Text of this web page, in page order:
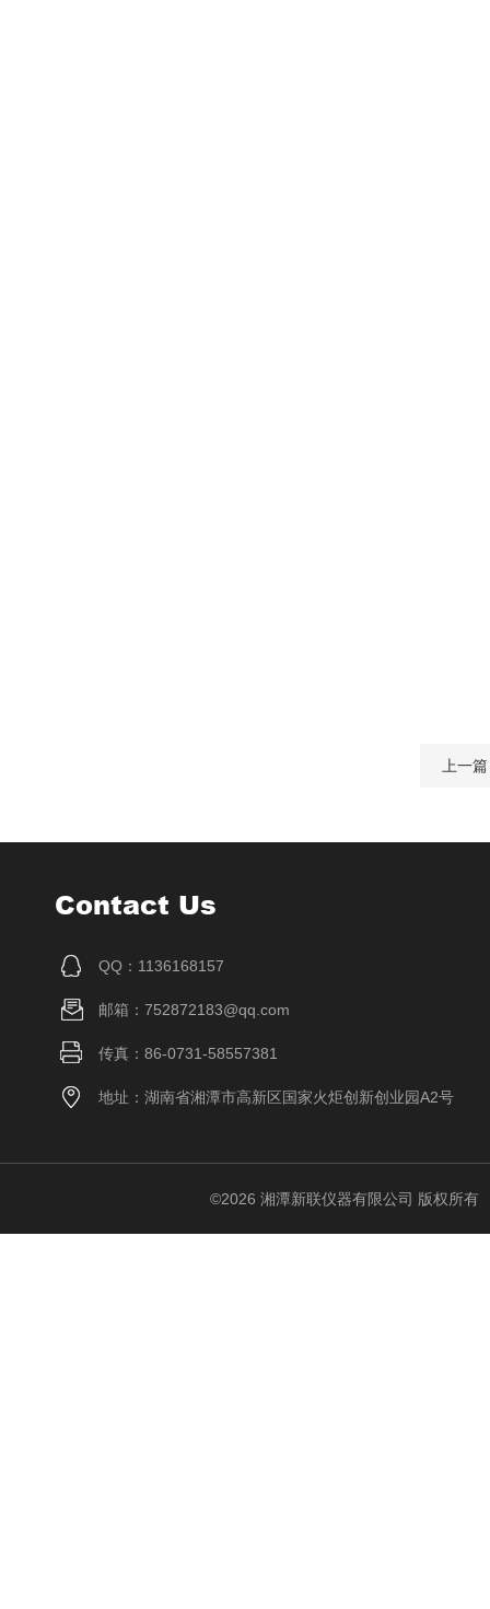
上一
Contact Us
QQ：1136168157
邮箱：752872183@qq.com
传真：86-0731-58557381
地址：湖南省湘潭市高新区国家火炬创新创业园A2号
©2026 湘潭新联仪器有限公司 版权所